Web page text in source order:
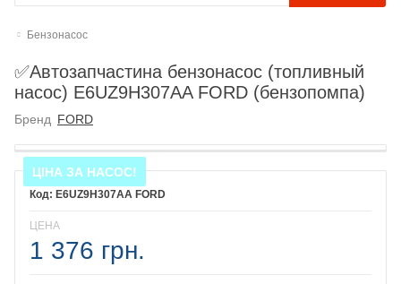
Бензонасос
✅Автозапчастина бензонасос (топливный
насос) E6UZ9H307AA FORD (бензопомпа)
Бренд FORD
ЦІНА ЗА НАСОС!
E6UZ9H307AA FORD
ЦЕНА
1 376 грн.